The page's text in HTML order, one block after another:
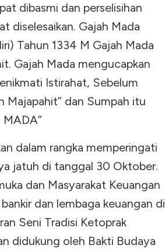
dibasmi dan perselisihan
diselesaikan. Gajah Mada
Tahun 1334 M Gajah Mada
Gajah Mada mengucapkan
Istirahat, Sebelum
Majapahit” dan Sumpah itu
dalam rangka memperingati
jatuh di tanggal 30 Oktober.
dan Masyarakat Keuangan
dan lembaga keuangan di
Seni Tradisi Ketoprak
didukung oleh Bakti Budaya